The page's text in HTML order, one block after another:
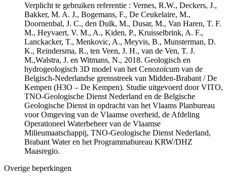
Verplicht te gebruiken referentie : Vernes, R.W., Deckers, J.,
Bakker, M. A. J., Bogemans, F., De Ceukelaire, M.,
Doornenbal, J. C., den Dulk, M., Dusar, M., Van Haren, T. F.
M., Heyvaert, V. M., A., Kiden, P., Kruisselbrink, A. F.,
Lanckacker, T., Menkovic, A., Meyvis, B., Munsterman, D.
K., Reindersma, R., ten Veen, J. H., van de Ven, T. J.
M.,Walstra, J. en Witmans, N., 2018. Geologisch en
hydrogeologisch 3D model van het Cenozoïcum van de
Belgisch-Nederlandse grensstreek van Midden-Brabant / De
Kempen (H3O – De Kempen). Studie uitgevoerd door VITO,
TNO-Geologische Dienst Nederland en de Belgische
Geologische Dienst in opdracht van het Vlaams Planbureau
voor Omgeving van de Vlaamse overheid, de Afdeling
Operationeel Waterbeheer van de Vlaamse
Milieumaatschappij, TNO-Geologische Dienst Nederland,
Brabant Water en het Programmabureau KRW/DHZ
Maasregio.
Overige beperkingen